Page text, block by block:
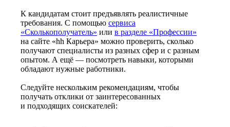
К кандидатам стоит предъявлять реалистичные
требования. С помощью сервиса
«Сколькополучатель» или в разделе «Профессии»
на сайте «hh Карьера» можно проверить, сколько
получают специалисты из разных сфер и с разным
опытом. А ещё — посмотреть навыки, которыми
обладают нужные работники.
Следуйте нескольким рекомендациям, чтобы
получать отклики от заинтересованных
и подходящих соискателей: